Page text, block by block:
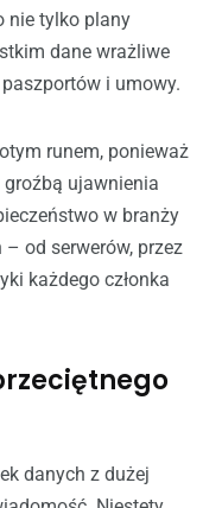
nie tylko plany
dane wrażliwe
i umowy.
runem, ponieważ
ujawnienia
w branży
od serwerów, przez
każdego członka
danych z dużej